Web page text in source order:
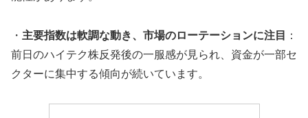
・ 主要指数は軟調な動き、市場のローテーションに注目
：
前日のハイテク株反発後の一服感が見られ、資金が一部セ
クターに集中する傾向が続いています。